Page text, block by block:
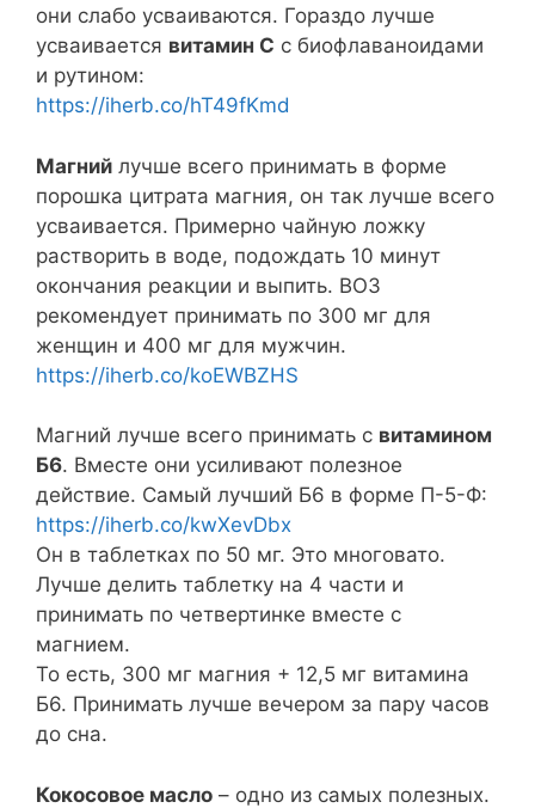
они слабо усваиваются. Гораздо лучше
усваивается витамин С с биофлаваноидами
и рутином:
https://iherb.co/hT49fKmd
Магний лучше всего принимать в форме
порошка цитрата магния, он так лучше всего
усваивается. Примерно чайную ложку
растворить в воде, подождать 10 минут
окончания реакции и выпить. ВОЗ
рекомендует принимать по 300 мг для
женщин и 400 мг для мужчин.
https://iherb.co/koEWBZHS
Магний лучше всего принимать с витамином
Б6. Вместе они усиливают полезное
действие. Самый лучший Б6 в форме П-5-Ф:
https://iherb.co/kwXevDbx
Он в таблетках по 50 мг. Это многовато.
Лучше делить таблетку на 4 части и
принимать по четвертинке вместе с
магнием.
То есть, 300 мг магния + 12,5 мг витамина
Б6. Принимать лучше вечером за пару часов
до сна.
Кокосовое масло – одно из самых полезных.